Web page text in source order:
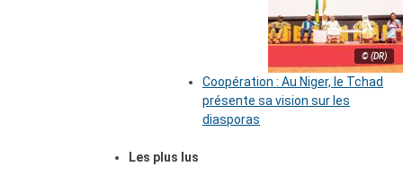
© (DR)
Coopération : Au Niger, le Tchad
présente sa vision sur les
diasporas
Les plus lus